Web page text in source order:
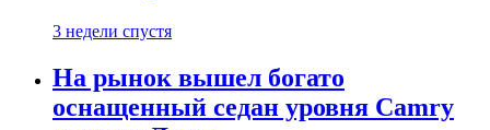
3 недели спустя
На рынок вышел богато
оснащенный седан уровня Camry